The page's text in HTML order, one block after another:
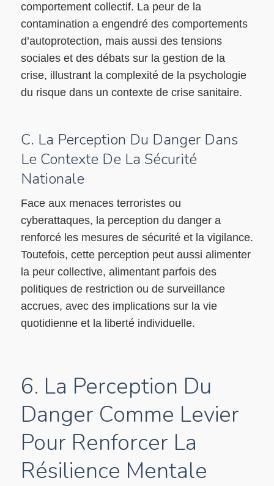
comportement collectif. La peur de la
contamination a engendré des comportements
d’autoprotection, mais aussi des tensions
sociales et des débats sur la gestion de la
crise, illustrant la complexité de la psychologie
du risque dans un contexte de crise sanitaire.
C. La Perception Du Danger Dans
Le Contexte De La Sécurité
Nationale
Face aux menaces terroristes ou
cyberattaques, la perception du danger a
renforcé les mesures de sécurité et la vigilance.
Toutefois, cette perception peut aussi alimenter
la peur collective, alimentant parfois des
politiques de restriction ou de surveillance
accrues, avec des implications sur la vie
quotidienne et la liberté individuelle.
6. La Perception Du
Danger Comme Levier
Pour Renforcer La
Résilience Mentale